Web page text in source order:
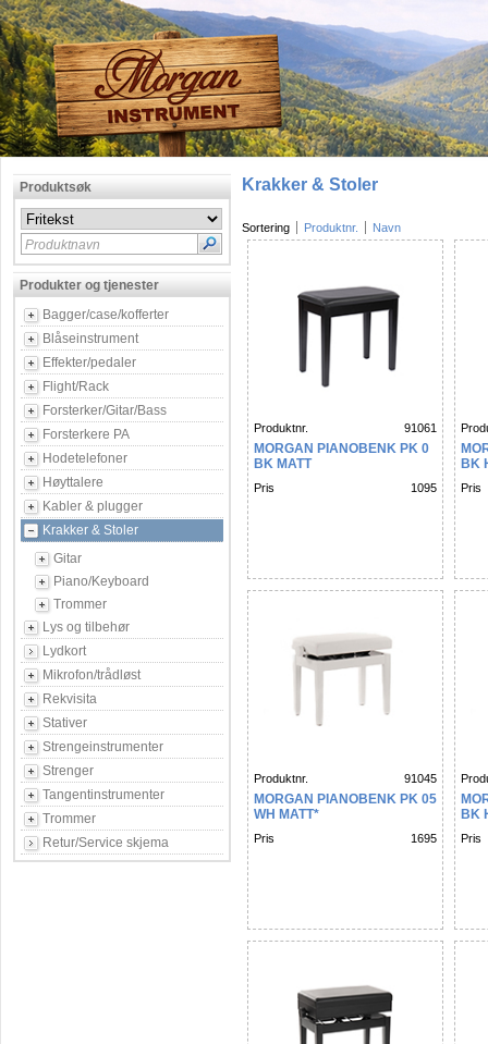
Produktsøk
Produktnavn
Produkter og tjenester
Bagger/case/kofferter
Blåseinstrument
Effekter/pedaler
Flight/Rack
Forsterker/Gitar/Bass
Forsterkere PA
Hodetelefoner
Høyttalere
Kabler & plugger
Krakker & Stoler
Gitar
Piano/Keyboard
Trommer
Lys og tilbehør
Lydkort
Mikrofon/trådløst
Rekvisita
Stativer
Strengeinstrumenter
Strenger
Tangentinstrumenter
Trommer
Retur/Service skjema
Krakker & Stoler
Sortering Produktnr. Navn
Produktnr. 91061
MORGAN PIANOBENK PK 0
BK MATT
Pris 1095
BK
Pris
Produktnr. 91045
MORGAN PIANOBENK PK 05
WH MATT*
Pris 1695
BK
Pris